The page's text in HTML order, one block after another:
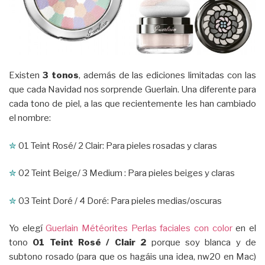
Existen 3 tonos, además de las ediciones limitadas con las
que cada Navidad nos sorprende Guerlain. Una diferente para
cada tono de piel, a las que recientemente les han cambiado
el nombre:
✮ 01 Teint Rosé/ 2 Clair: Para pieles rosadas y claras
✮ 02 Teint Beige/ 3 Medium : Para pieles beiges y claras
✮ 03 Teint Doré / 4 Doré: Para pieles medias/oscuras
Yo elegíGuerlain Météorites Perlas faciales con coloren el
tono 01 Teint Rosé / Clair 2 porque soy blanca y de
subtono rosado (para que os hagáis una idea, nw20 en Mac)